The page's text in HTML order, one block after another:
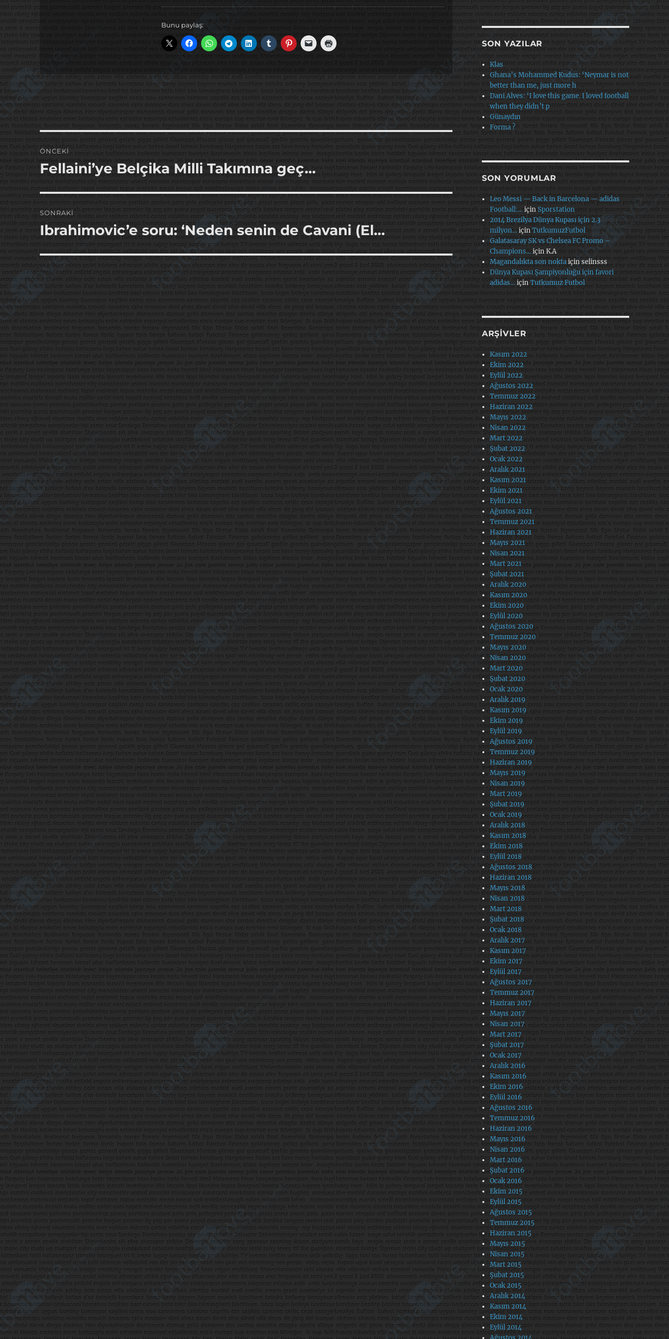
Bunu paylaş:
Yazı
gezinmesi
ÖNCEKI
Önceki
yazı:
Fellaini’ye Belçika Milli Takımına geç…
SONRAKI
Sonraki
yazı:
Ibrahimovic’e soru: ‘Neden senin de Cavani (El…
SON YAZILAR
Klas
Ghana’s Mohammed Kudus: ‘Neymar is not
better than me, just more h
Dani Alves: ‘I love this game. I loved football
when they didn’t p
Günaydın
Forma ?
SON YORUMLAR
Leo Messi — Back in Barcelona — adidas
Football:…içinSporstation
2014 Brezilya Dünya Kupası için 2.3
milyon…içinTutkumuzFutbol
Galatasaray SK vs Chelsea FC Promo –
Champions…içinK.A
Magandalıkta son noktaiçinselinsss
Dünya Kupası Şampiyonluğu için favori
adidas…içinTutkumuz Futbol
ARŞIVLER
Kasım 2022
Ekim 2022
Eylül 2022
Ağustos 2022
Temmuz 2022
Haziran 2022
Mayıs 2022
Nisan 2022
Mart 2022
Şubat 2022
Ocak 2022
Aralık 2021
Kasım 2021
Ekim 2021
Eylül 2021
Ağustos 2021
Temmuz 2021
Haziran 2021
Mayıs 2021
Nisan 2021
Mart 2021
Şubat 2021
Aralık 2020
Kasım 2020
Ekim 2020
Eylül 2020
Ağustos 2020
Temmuz 2020
Mayıs 2020
Nisan 2020
Mart 2020
Şubat 2020
Ocak 2020
Aralık 2019
Kasım 2019
Ekim 2019
Eylül 2019
Ağustos 2019
Temmuz 2019
Haziran 2019
Mayıs 2019
Nisan 2019
Mart 2019
Şubat 2019
Ocak 2019
Aralık 2018
Kasım 2018
Ekim 2018
Eylül 2018
Ağustos 2018
Haziran 2018
Mayıs 2018
Nisan 2018
Mart 2018
Şubat 2018
Ocak 2018
Aralık 2017
Kasım 2017
Ekim 2017
Eylül 2017
Ağustos 2017
Temmuz 2017
Haziran 2017
Mayıs 2017
Nisan 2017
Mart 2017
Şubat 2017
Ocak 2017
Aralık 2016
Kasım 2016
Ekim 2016
Eylül 2016
Ağustos 2016
Temmuz 2016
Haziran 2016
Mayıs 2016
Nisan 2016
Mart 2016
Şubat 2016
Ocak 2016
Ekim 2015
Eylül 2015
Ağustos 2015
Temmuz 2015
Haziran 2015
Mayıs 2015
Nisan 2015
Mart 2015
Şubat 2015
Ocak 2015
Aralık 2014
Kasım 2014
Ekim 2014
Eylül 2014